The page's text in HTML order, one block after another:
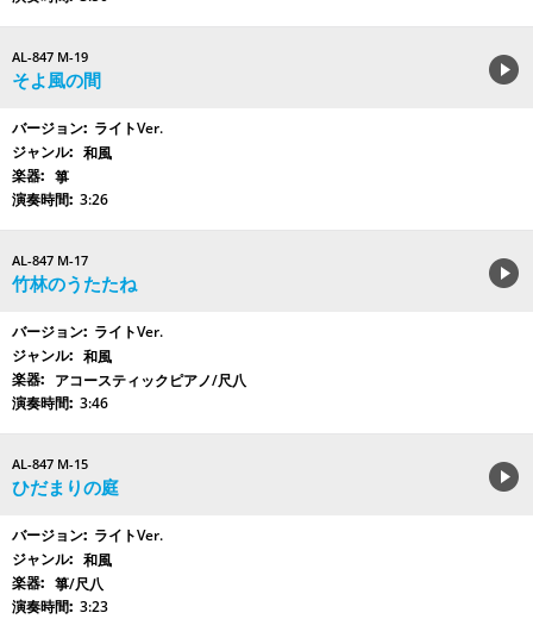
AL-847 M-19
そよ風の間
ライトVer.
和風
箏
3:26
AL-847 M-17
竹林のうたたね
ライトVer.
和風
アコースティックピアノ/尺八
3:46
AL-847 M-15
ひだまりの庭
ライトVer.
和風
箏/尺八
3:23